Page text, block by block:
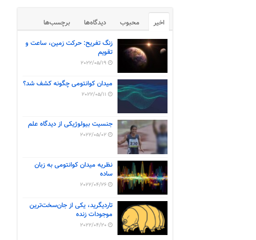
اخیر محبوب دیدگاه‌ها برچسب‌ها
زنگ تفریح: حرکت زمین، ساعت و
تقویم
2022/05/19
میدان کوانتومی چگونه کشف شد؟
2022/05/11
جنسیت بیولوژیکی از دیدگاه علم
2022/05/02
نظریه میدان کوانتومی به زبان
ساده
2022/04/26
تاردیگرید، یکی از جان‌سخت‌ترین
موجودات زنده
2022/04/20